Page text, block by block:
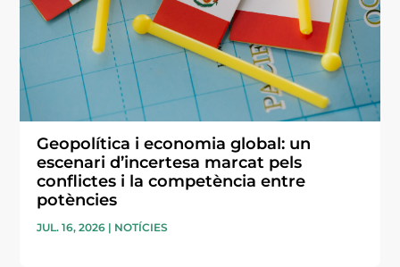
Geopolítica i economia global: un
escenari d’incertesa marcat pels
conflictes i la competència entre
potències
JUL. 16, 2026 | NOTÍCIES